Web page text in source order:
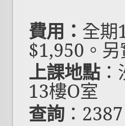
費用： 全期
$1,950 。
上課地點：
13樓O室
查詢 ：